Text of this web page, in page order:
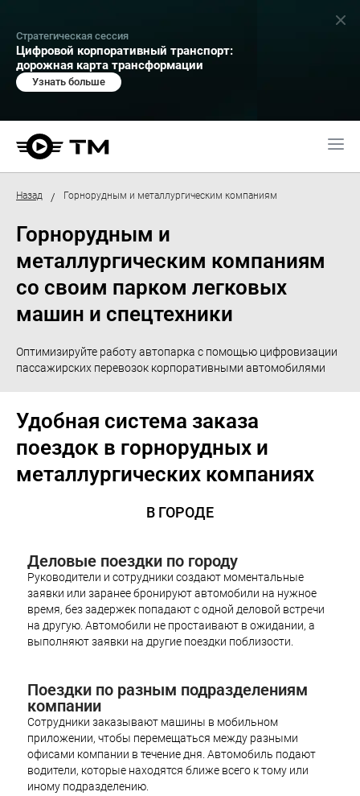
Стратегическая сессия
Цифровой корпоративный транспорт:
дорожная карта трансформации
Узнать больше
Назад / Горнорудным и металлургическим компаниям
Горнорудным и
металлургическим компаниям
со своим парком легковых
машин и спецтехники
Оптимизируйте работу автопарка с помощью цифровизации
пассажирских перевозок корпоративными автомобилями
Удобная система заказа
поездок в горнорудных и
металлургических компаниях
В ГОРОДЕ
Деловые поездки по городу
Руководители и сотрудники создают моментальные
заявки или заранее бронируют автомобили на нужное
время, без задержек попадают с одной деловой встречи
на другую. Автомобили не простаивают в ожидании, а
выполняют заявки на другие поездки поблизости.
Поездки по разным подразделениям
компании
Сотрудники заказывают машины в мобильном
приложении, чтобы перемещаться между разными
офисами компании в течение дня. Автомобиль подают
водители, которые находятся ближе всего к тому или
иному подразделению.